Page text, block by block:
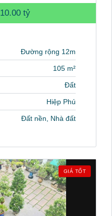
10.00 tỷ
Đường rộng 12m
105 m²
Đất
Hiệp Phú
Đất nền, Nhà đất
GIÁ TỐT